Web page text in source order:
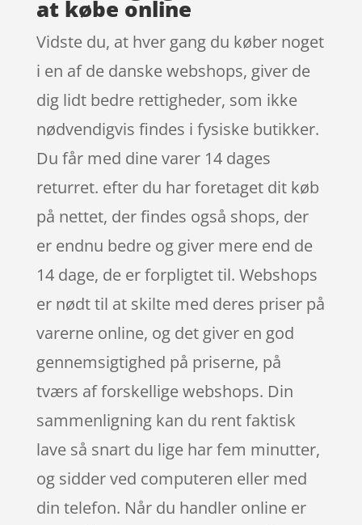
at købe online
Vidste du, at hver gang du køber noget
i en af de danske webshops, giver de
dig lidt bedre rettigheder, som ikke
nødvendigvis findes i fysiske butikker.
Du får med dine varer 14 dages
returret. efter du har foretaget dit køb
på nettet, der findes også shops, der
er endnu bedre og giver mere end de
14 dage, de er forpligtet til. Webshops
er nødt til at skilte med deres priser på
varerne online, og det giver en god
gennemsigtighed på priserne, på
tværs af forskellige webshops. Din
sammenligning kan du rent faktisk
lave så snart du lige har fem minutter,
og sidder ved computeren eller med
din telefon. Når du handler online er